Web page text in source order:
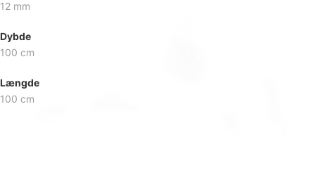
12 mm
Dybde
100 cm
Længde
100 cm